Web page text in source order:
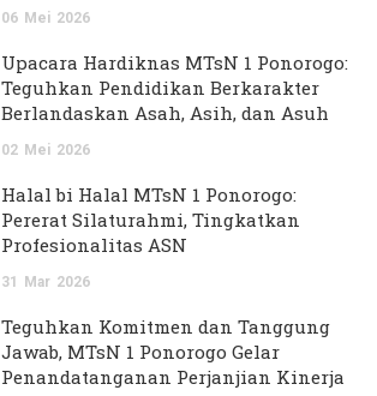
06 Mei 2026
Upacara Hardiknas MTsN 1 Ponorogo:
Teguhkan Pendidikan Berkarakter
Berlandaskan Asah, Asih, dan Asuh
02 Mei 2026
Halal bi Halal MTsN 1 Ponorogo:
Pererat Silaturahmi, Tingkatkan
Profesionalitas ASN
31 Mar 2026
Teguhkan Komitmen dan Tanggung
Jawab, MTsN 1 Ponorogo Gelar
Penandatanganan Perjanjian Kinerja